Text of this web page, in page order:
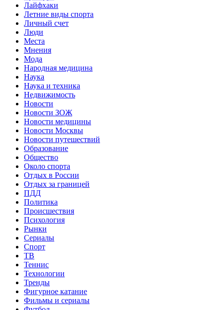
Лайфхаки
Летние виды спорта
Личный счет
Люди
Места
Мнения
Мода
Народная медицина
Наука
Наука и техника
Недвижимость
Новости
Новости ЗОЖ
Новости медицины
Новости Москвы
Новости путешествий
Образование
Общество
Около спорта
Отдых в России
Отдых за границей
ПДД
Политика
Происшествия
Психология
Рынки
Сериалы
Спорт
ТВ
Теннис
Технологии
Тренды
Фигурное катание
Фильмы и сериалы